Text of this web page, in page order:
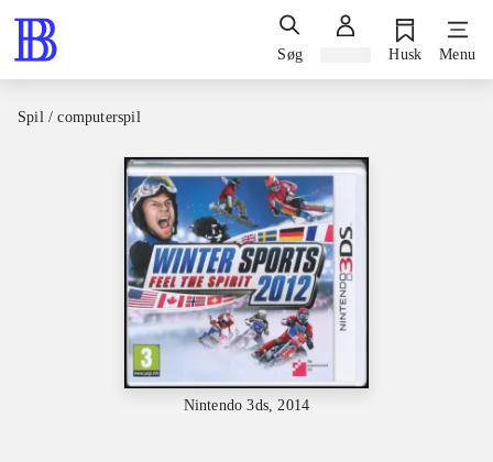
Søg Husk Menu
Spil / computerspil
Nintendo 3ds, 2014